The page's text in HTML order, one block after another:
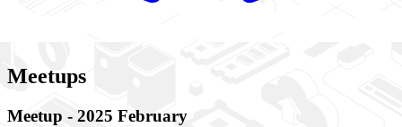
Meetups
Meetup - 2025 February